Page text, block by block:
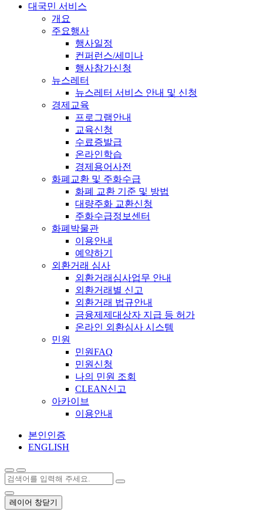
대국민 서비스
개요
주요행사
행사일정
컨퍼런스/세미나
행사참가신청
뉴스레터
뉴스레터 서비스 안내 및 신청
경제교육
프로그램안내
교육신청
수료증발급
온라인학습
경제용어사전
화폐교환 및 주화수급
화폐 교환 기준 및 방법
대량주화 교환신청
주화수급정보센터
화폐박물관
이용안내
예약하기
외환거래 심사
외환거래심사업무 안내
외환거래별 신고
외환거래 법규안내
금융제제대상자 지급 등 허가
온라인 외환심사 시스템
민원
민원FAQ
민원신청
나의 민원 조회
CLEAN신고
아카이브
이용안내
본인인증
ENGLISH
레이어 창닫기